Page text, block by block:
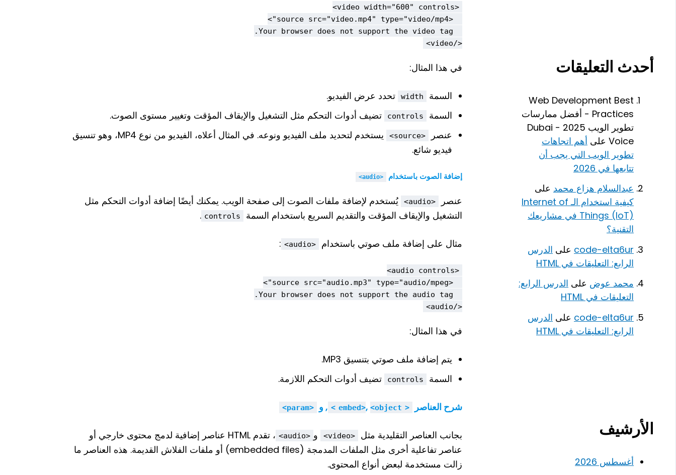
أحدث التعليقات
Web Development Best
Practices - أفضل ممارسات
تطوير الويب 2025 - Dubai
Voice على أهم اتجاهات
تطوير الويب التي يجب أن
تتابعها في 2026
عبدالسلام هزاع محمد على
كيفية استخدام الـ Internet of
Things (IoT) في مشاريعك
التقنية؟
code-elta6ur على الدرس
الرابع: التعليقات في HTML
محمد عوض على الدرس الرابع:
التعليقات في HTML
code-elta6ur على الدرس
الرابع: التعليقات في HTML
الأرشيف
أغسطس 2026
</video>
في هذا المثال:
السمة width
تحدد عرض الفيديو.
السمة
controls
تضيف أدوات التحكم مثل التشغيل والإيقاف المؤقت وتغيير مستوى الصوت.
عنصر
<source>
يستخدم لتحديد ملف الفيديو ونوعه. في المثال أعلاه، الفيديو من نوع MP4، وهو تنسيق
فيديو شائع.
إضافة الصوت باستخدام <audio>
عنصر <audio>
يُستخدم لإضافة ملفات الصوت إلى صفحة الويب. يمكنك أيضًا إضافة أدوات التحكم مثل
التشغيل والإيقاف المؤقت والتقديم السريع باستخدام السمة
controls
.
مثال على إضافة ملف صوتي باستخدام <audio>
:
</audio>
في هذا المثال:
يتم إضافة ملف صوتي بتنسيق MP3.
السمة
controls تضيف أدوات التحكم اللازمة.
شرح العناصر <embed>
, <object> , و <param>
بجانب العناصر التقليدية مثل <video> و <audio>
، تقدم HTML عناصر إضافية لدمج محتوى خارجي أو
عناصر تفاعلية أخرى مثل الملفات المدمجة (embedded files) أو ملفات الفلاش القديمة. هذه العناصر ما
زالت مستخدمة لبعض أنواع المحتوى.